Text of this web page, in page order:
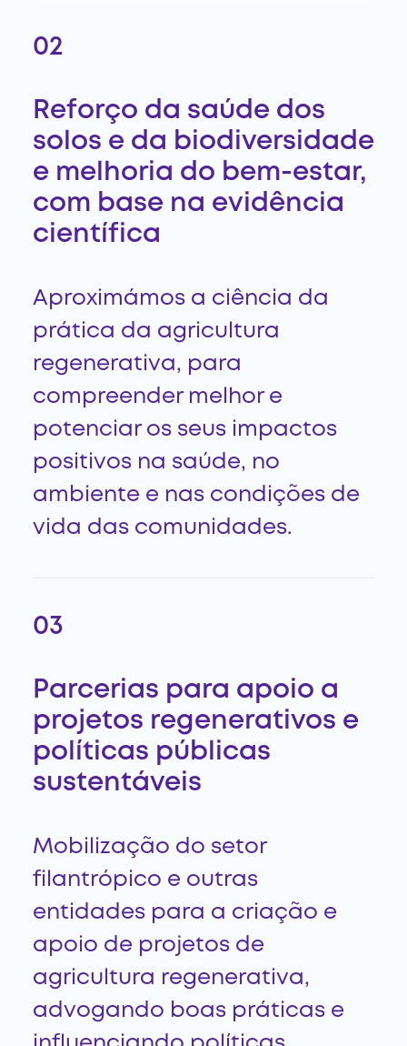
02
Reforço da saúde dos
solos e da biodiversidade
e melhoria do bem-estar,
com base na evidência
científica
Aproximámos a ciência da
prática da agricultura
regenerativa, para
compreender melhor e
potenciar os seus impactos
positivos na saúde, no
ambiente e nas condições de
vida das comunidades.
03
Parcerias para apoio a
projetos regenerativos e
políticas públicas
sustentáveis
Mobilização do setor
filantrópico e outras
entidades para a criação e
apoio de projetos de
agricultura regenerativa,
advogando boas práticas e